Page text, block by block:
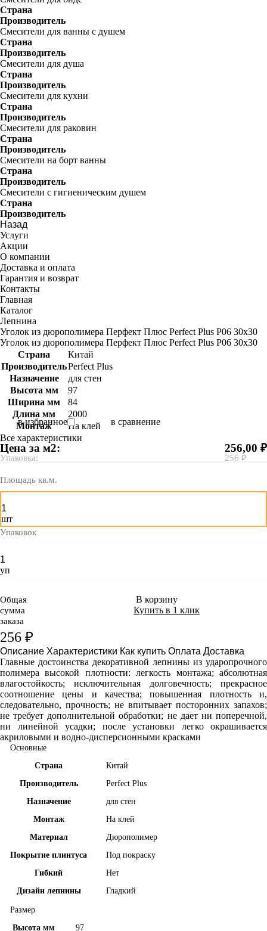
Страна
Производитель
Смесители для ванны с душем
Страна
Производитель
Смесители для душа
Страна
Производитель
Смесители для кухни
Страна
Производитель
Смесители для раковин
Страна
Производитель
Смесители на борт ванны
Страна
Производитель
Смесители с гигиеническим душем
Страна
Производитель
Назад
Услуги
Акции
О компании
Доставка и оплата
Гарантия и возврат
Контакты
Главная
Каталог
Лепнина
Уголок из дюрополимера Перфект Плюс Perfect Plus P06 30x30
Уголок из дюрополимера Перфект Плюс Perfect Plus P06 30x30
Страна
Китай
ПроизводительPerfect Plus
Назначение
для стен
Высота мм
97
Ширина мм
84
Длина мм
2000
Монтаж
На клей
Все характеристики
в избранное в сравнение
Цена за м2:
Упаковка:
256,00 ₽
256 ₽
Площадь кв.м.
шт
Упаковок
уп
Общая
сумма
заказа
256 ₽
В корзину
Купить в 1 клик
Описание Характеристики Как купить Оплата Доставка
Главные достоинства декоративной лепнины из ударопрочного
полимера высокой плотности: легкость монтажа; абсолютная
влагостойкость; исключительная долговечность; прекрасное
соотношение цены и качества; повышенная плотность и,
следовательно, прочность; не впитывает посторонних запахов;
не требует дополнительной обработки; не дает ни поперечной,
ни линейной усадки; после установки легко окрашивается
акриловыми и водно-дисперсионными красками
Основные
Страна
Китай
Производитель
Perfect Plus
Назначение
для стен
Монтаж
На клей
Материал
Дюрополимер
Покрытие плинтуса
Под покраску
Гибкий
Нет
Дизайн лепнины
Гладкий
Размер
Высота мм
97